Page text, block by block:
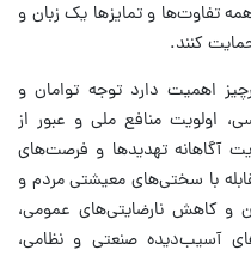
تفاوت‌ها و تمایزها یک زبان و
کنند.
اهمیت دارد توجه توامان و
اولویت منافع ملی و عبور از
آگاهانه تهدیدها و فرصت‌های
با سختی‌های معیشتی مردم و
و کاهش نارضایتی‌های عمومی،
آسیب‌دیده صنعتی و نظامی،